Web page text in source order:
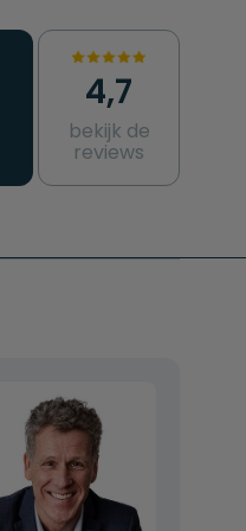
4,7
bekijk de
reviews